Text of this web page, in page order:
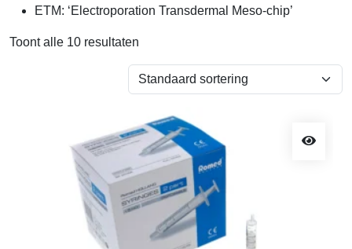
ETM: ‘Electroporation Transdermal Meso-chip’
Toont alle 10 resultaten